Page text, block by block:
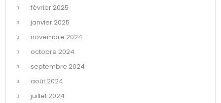
février 2025
janvier 2025
novembre 2024
octobre 2024
septembre 2024
août 2024
juillet 2024